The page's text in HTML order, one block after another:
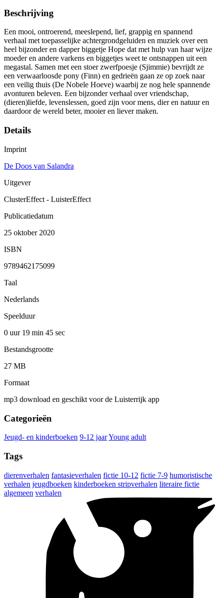
Beschrijving
Een mooi, ontroerend, meeslepend, lief, grappig en spannend
verhaal met toepasselijke achtergrondgeluiden en muziek over een
heel bijzonder en dapper biggetje Hope dat met hulp van haar wijze
moeder en andere varkens en biggetjes weet te ontsnappen uit een
megastal. Samen met een stoer zwerfpoesje (Sjimmie) bevrijdt ze
een verwaarloosde pony (Finn) en gedrieën gaan ze op zoek naar
een veilig thuis (De Nobele Hoeve) waarbij ze nog hele spannende
avonturen beleven. Een bijzonder verhaal over vriendschap,
(dieren)liefde, levenslessen, goed zijn voor mens, dier en natuur en
daardoor de wereld beter, mooier en liever maken.
Details
Imprint
De Doos van Salandra
Uitgever
ClusterEffect - LuisterEffect
Publicatiedatum
25 oktober 2020
ISBN
9789462175099
Taal
Nederlands
Speelduur
0 uur 19 min 45 sec
Bestandsgrootte
27 MB
Formaat
mp3 download en geschikt voor de Luisterrijk app
Categorieën
Jeugd- en kinderboeken 9-12 jaarYoung adult
Tags
dierenverhalen fantasieverhalen fictie 10-12 fictie 7-9 humoristische
verhalen jeugdboeken kinderboeken stripverhalen literaire fictie
algemeen verhalen